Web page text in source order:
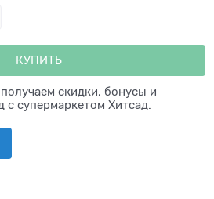
КУПИТЬ
скидки, бонусы и
с супермаркетом Хитсад.